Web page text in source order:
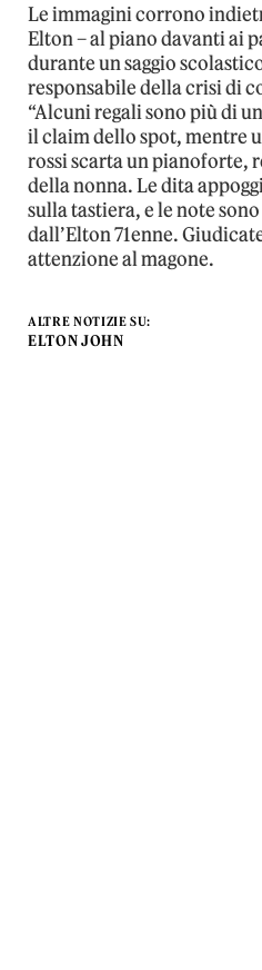
Le immagini corrono
Elton – al piano davanti ai
durante un saggio
responsabile della crisi di
“Alcuni regali sono più di
il claim dello spot, mentre
rossi scarta un pianoforte,
della nonna. Le dita
sulla tastiera, e le note
dall’Elton 71enne.
attenzione al magone.
ALTRE NOTIZIE SU:
ELTON JOHN